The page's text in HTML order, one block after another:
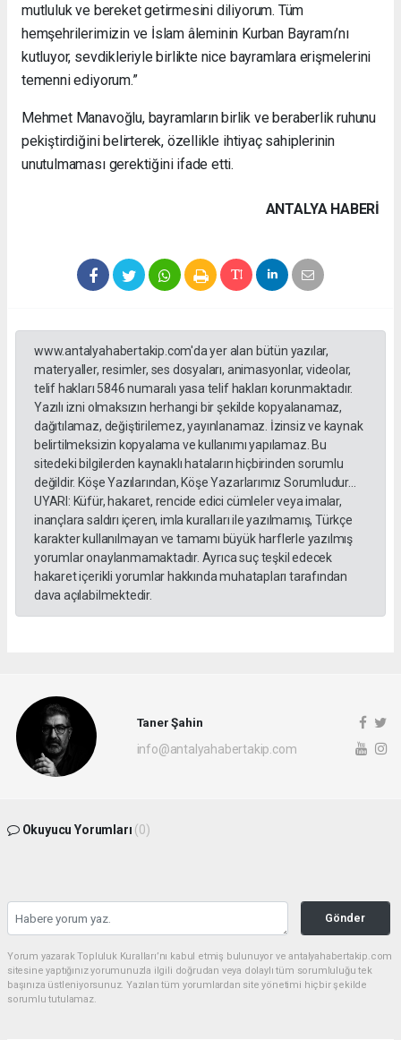
mutluluk ve bereket getirmesini diliyorum. Tüm
hemşehrilerimizin ve İslam âleminin Kurban Bayramı’nı
kutluyor, sevdikleriyle birlikte nice bayramlara erişmelerini
temenni ediyorum.”
Mehmet Manavoğlu, bayramların birlik ve beraberlik ruhunu
pekiştirdiğini belirterek, özellikle ihtiyaç sahiplerinin
unutulmaması gerektiğini ifade etti.
ANTALYA HABERİ
www.antalyahabertakip.com'da yer alan bütün yazılar,
materyaller, resimler, ses dosyaları, animasyonlar, videolar,
telif hakları 5846 numaralı yasa telif hakları korunmaktadır.
Yazılı izni olmaksızın herhangi bir şekilde kopyalanamaz,
dağıtılamaz, değiştirilemez, yayınlanamaz. İzinsiz ve kaynak
belirtilmeksizin kopyalama ve kullanımı yapılamaz. Bu
sitedeki bilgilerden kaynaklı hataların hiçbirinden sorumlu
değildir. Köşe Yazılarından, Köşe Yazarlarımız Sorumludur...
UYARI: Küfür, hakaret, rencide edici cümleler veya imalar,
inançlara saldırı içeren, imla kuralları ile yazılmamış, Türkçe
karakter kullanılmayan ve tamamı büyük harflerle yazılmış
yorumlar onaylanmamaktadır. Ayrıca suç teşkil edecek
hakaret içerikli yorumlar hakkında muhatapları tarafından
dava açılabilmektedir.
Taner Şahin
info@antalyahabertakip.com
Okuyucu Yorumları (0)
Gönder
Yorum yazarak Topluluk Kuralları’nı kabul etmiş bulunuyor ve antalyahabertakip.com
sitesine yaptığınız yorumunuzla ilgili doğrudan veya dolaylı tüm sorumluluğu tek
başınıza üstleniyorsunuz. Yazılan tüm yorumlardan site yönetimi hiçbir şekilde
sorumlu tutulamaz.